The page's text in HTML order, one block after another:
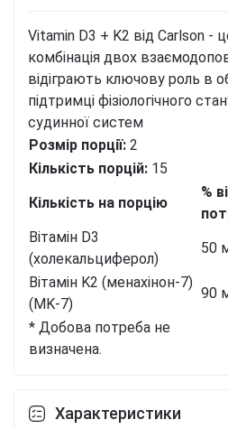
Vitamin D3 + K2 від Carlson -
комбінація двох
відіграють ключову роль в
підтримці фізіологічного
судинної систем
Розмір порції: 2
Кількість порцій: 15
Кількість на порцію
%
Вітамін D3
(холекальциферол)
50
Вітамін K2 (менахінон-7)
(MK-7)
90
* Добова потреба не
визначена.
Характеристики